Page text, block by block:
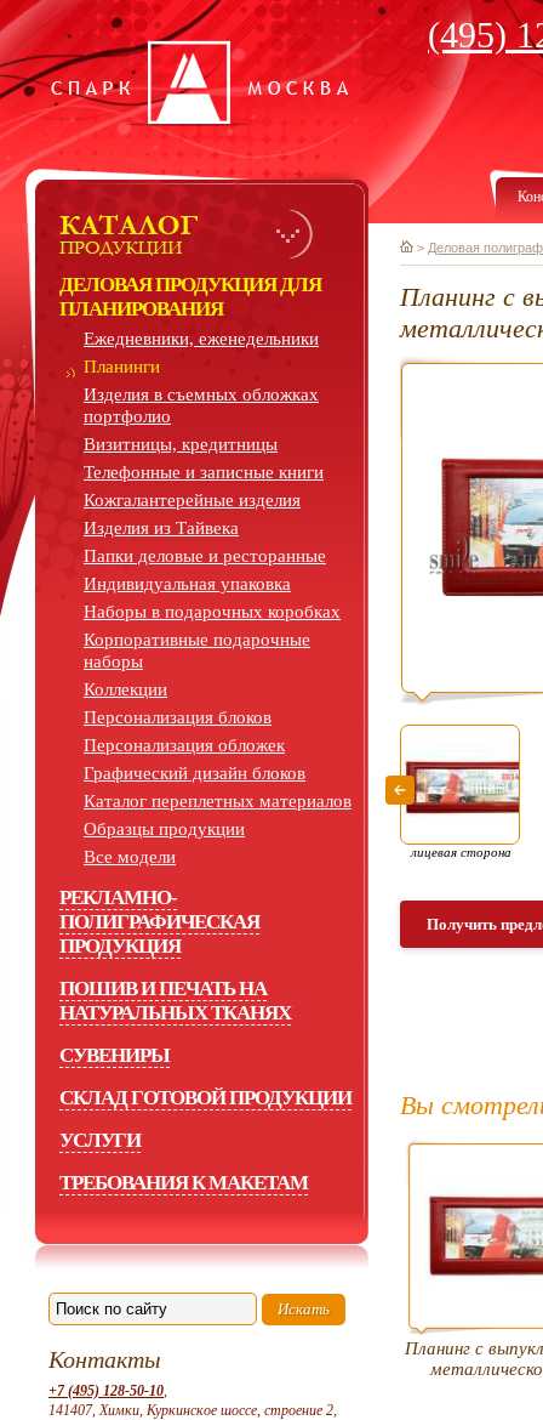
(495)
ДЕЛОВАЯ ПРОДУКЦИЯ ДЛЯ
ПЛАНИРОВАНИЯ
Ежедневники, еженедельники
Планинги
Изделия в съемных обложках
портфолио
Визитницы, кредитницы
Телефонные и записные книги
Кожгалантерейные изделия
Изделия из Тайвека
Папки деловые и ресторанные
Индивидуальная упаковка
Наборы в подарочных коробках
Корпоративные подарочные
наборы
Коллекции
Персонализация блоков
Персонализация обложек
Графический дизайн блоков
Каталог переплетных материалов
Образцы продукции
Все модели
РЕКЛАМНО-
ПОЛИГРАФИЧЕСКАЯ
ПРОДУКЦИЯ
ПОШИВ И ПЕЧАТЬ НА
НАТУРАЛЬНЫХ ТКАНЯХ
СУВЕНИРЫ
СКЛАД ГОТОВОЙ ПРОДУКЦИИ
УСЛУГИ
ТРЕБОВАНИЯ К МАКЕТАМ
Контакты
+7 (495) 128-50-10,
141407, Химки, Куркинское шоссе, строение 2,
> Деловая
Планинг с
лицевая сторона
Получить
Вы
Планинг с